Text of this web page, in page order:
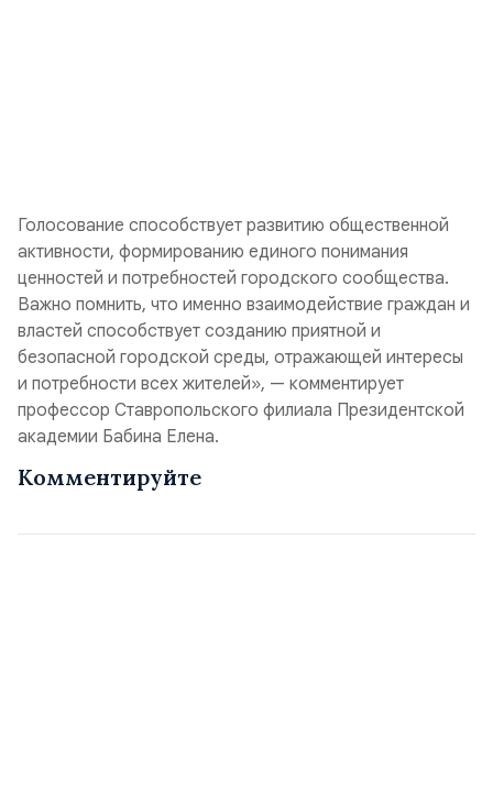
Голосование способствует развитию общественной
активности, формированию единого понимания
ценностей и потребностей городского сообщества.
Важно помнить, что именно взаимодействие граждан и
властей способствует созданию приятной и
безопасной городской среды, отражающей интересы
и потребности всех жителей», — комментирует
профессор Ставропольского филиала Президентской
академии Бабина Елена.
Комментируйте